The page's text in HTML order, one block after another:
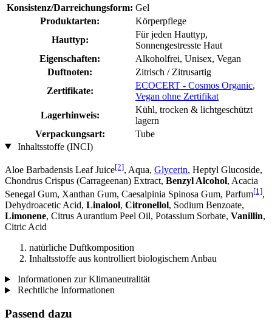
Konsistenz/Darreichungsform: Gel
Produktarten:
Körperpflege
Hauttyp:
Für jeden Hauttyp,
Sonnengestresste Haut
Eigenschaften:
Alkoholfrei, Unisex, Vegan
Duftnoten:
Zitrisch / Zitrusartig
Zertifikate:
ECOCERT - Cosmos Organic,
Vegan ohne Zertifikat
Lagerhinweis:
Kühl, trocken & lichtgeschützt
lagern
Verpackungsart:
Tube
Inhaltsstoffe (INCI)
Aloe Barbadensis Leaf Juice[2], Aqua, Glycerin, Heptyl Glucoside,
Chondrus Crispus (Carrageenan) Extract, Benzyl Alcohol, Acacia
Senegal Gum, Xanthan Gum, Caesalpinia Spinosa Gum, Parfum[1],
Dehydroacetic Acid, Linalool, Citronellol, Sodium Benzoate,
Limonene, Citrus Aurantium Peel Oil, Potassium Sorbate, Vanillin,
Citric Acid
natürliche Duftkomposition
Inhaltsstoffe aus kontrolliert biologischem Anbau
Informationen zur Klimaneutralität
Rechtliche Informationen
Passend dazu